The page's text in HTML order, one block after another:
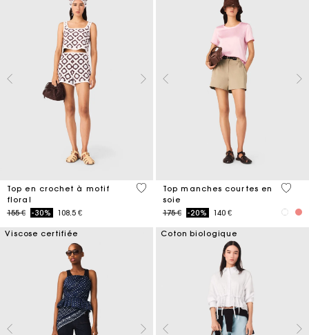
Top en crochet à motif
floral
Price reduced from
155 €to-30% 108.5 €
5 out of 5 Customer Rating
Top manches courtes en
soie
Price reduced from
175 €to-20% 140 €
3,6
Viscose certifiée Coton biologique